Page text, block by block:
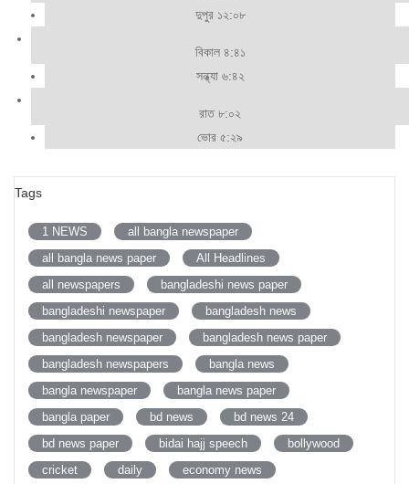
দুপুর ১২:০৮
বিকাল ৪:৪১
সন্ধ্যা ৬:৪২
রাত ৮:০২
ভোর ৫:২৯
Tags
1 NEWS
all bangla newspaper
all bangla news paper
All Headlines
all newspapers
bangladeshi news paper
bangladeshi newspaper
bangladesh news
bangladesh newspaper
bangladesh news paper
bangladesh newspapers
bangla news
bangla newspaper
bangla news paper
bangla paper
bd news
bd news 24
bd news paper
bidai hajj speech
bollywood
cricket
daily
economy news